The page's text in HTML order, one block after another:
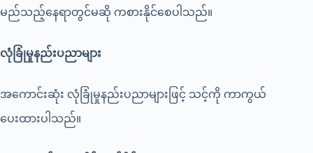
မည်သည့်နေရာတွင်မဆို ကစားနိုင်စေပါသည်။
လုံခြုံမှုနည်းပညာများ
အကောင်းဆုံး လုံခြုံမှုနည်းပညာများဖြင့် သင့်ကို ကာကွယ်
ပေးထားပါသည်။